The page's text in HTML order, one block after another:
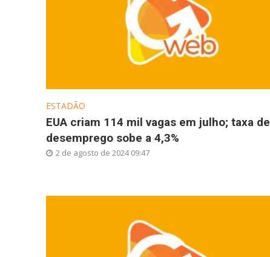
ESTADÃO
EUA criam 114 mil vagas em julho; taxa de
desemprego sobe a 4,3%
2 de agosto de 2024 09:47